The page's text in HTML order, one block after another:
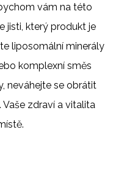
vám na této
jisti, který produkt je
liposomální minerály
komplexní směs
neváhejte se obrátit
zdraví a vitalita